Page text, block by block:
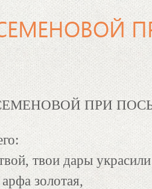
твои дары украсили
золотая,